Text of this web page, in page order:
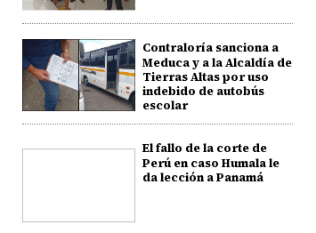
Contraloría sanciona a
Meduca y a la Alcaldía de
Tierras Altas por uso
indebido de autobús
escolar
El fallo de la corte de
Perú en caso Humala le
da lección a Panamá